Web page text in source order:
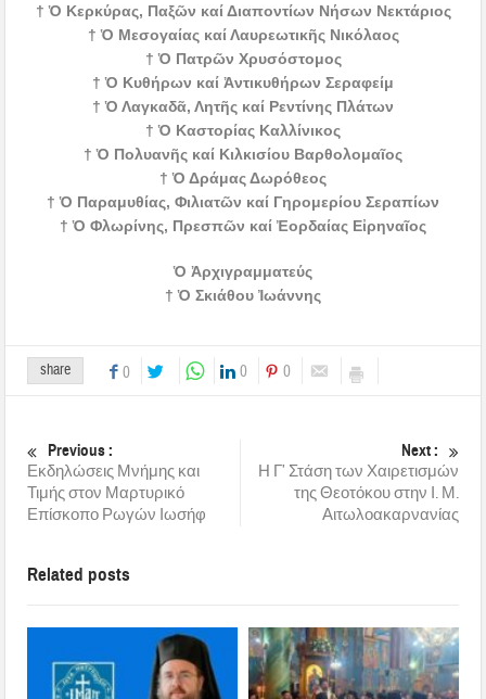
† Ὁ Κερκύρας, Παξῶν καί Διαποντίων Νήσων Νεκτάριος
† Ὁ Μεσογαίας καί Λαυρεωτικῆς Νικόλαος
† Ὁ Πατρῶν Χρυσόστομος
† Ὁ Κυθήρων καί Ἀντικυθήρων Σεραφείμ
† Ὁ Λαγκαδᾶ, Λητῆς καί Ρεντίνης Πλάτων
† Ὁ Καστορίας Καλλίνικος
† Ὁ Πολυανῆς καί Κιλκισίου Βαρθολομαῖος
† Ὁ Δράμας Δωρόθεος
† Ὁ Παραμυθίας, Φιλιατῶν καί Γηρομερίου Σεραπίων
† Ὁ Φλωρίνης, Πρεσπῶν καί Ἐορδαίας Εἰρηναῖος
Ὁ Ἀρχιγραμματεύς
† Ὁ Σκιάθου Ἰωάννης
share 0 0 0
Previous :
Εκδηλώσεις Μνήμης και
Τιμής στον Μαρτυρικό
Επίσκοπο Ρωγών Ιωσήφ
Next :
Η Γ’ Στάση των Χαιρετισμών
της Θεοτόκου στην Ι. Μ.
Αιτωλοακαρνανίας
Related posts